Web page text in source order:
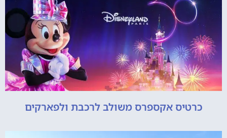
כרטיס אקספרס משולב לרכבת ולפארקים